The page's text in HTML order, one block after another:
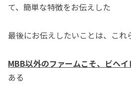
て、簡単な特徴をお伝えした
最後にお伝えしたいことは、これ
MBB以外のファームこそ、ビヘ
ある